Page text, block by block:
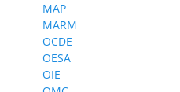
MAP
MARM
OCDE
OESA
OIE